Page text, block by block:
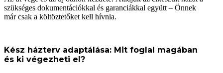
szükséges dokumentációkkal és garanciákkal együtt – Önnek
már csak a költöztetőket kell hívnia.
Kész házterv adaptálása: Mit foglal magában
és ki végezheti el?